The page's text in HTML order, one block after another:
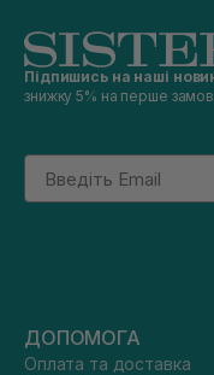
Підпишись на наші
знижку 5% на перше
Email
ДОПОМОГА
Оплата та доставка